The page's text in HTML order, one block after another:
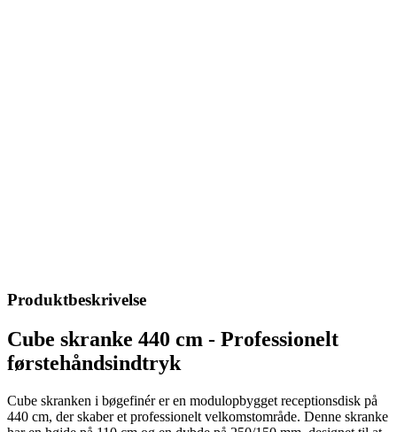
Produktbeskrivelse
Cube skranke 440 cm - Professionelt
førstehåndsindtryk
Cube skranken i bøgefinér er en modulopbygget receptionsdisk på
440 cm, der skaber et professionelt velkomstområde. Denne skranke